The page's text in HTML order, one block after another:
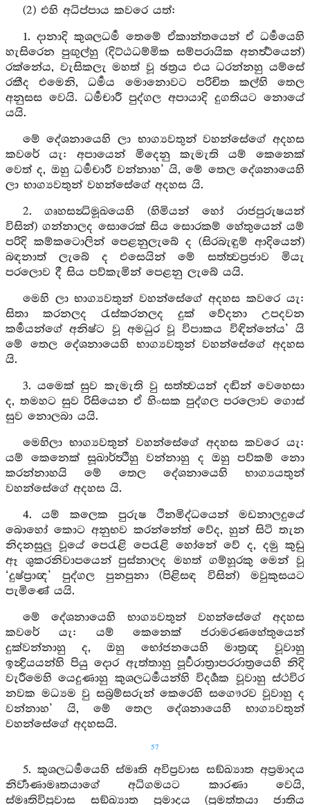
(2) එහි අධිප්පාය කවරෙ යත්:
1. දානාදි කුශලධර්‍ම තෙමේ ඒකාන්තයෙන් ඒ ධර්‍මයෙහි
හැසිරෙන පුඟුල්හු (දිට්ඨධම්මික සම්පරායික අනර්‍ත්‍ථයෙන්)
රක්නේය, වැසිකලැ මහත් වූ ඡත්‍රය එය ධරන්නහු යම්සේ
රකීද එමෙනි, ධර්‍මය මොනොවට පරිචිත කල්හි තෙල
අනුසස වෙයි. ධර්‍මචාරී පුද්ගල අපායාදි දුගතියට නොයේ
යයි.
මේ දේශනායෙහි ලා භාග්‍යවතුන් වහන්සේගේ අදහස
කවරේ යැ: අපායෙන් මිදෙනු කැමැති යම් කෙනෙක්
වෙත් ද, ඔහු ධර්‍මචාරී වන්නාහ’ යි, මේ තෙල දේශනායෙහි
ලා භාග්‍යවතුන් වහන්සේගේ අදහස යි.
2. ගෘහසන්‍ධිමූඛයෙහි (හිමියන් හෝ රාජපුරුෂයන්
විසින්) ගන්නාලද සොරෙක් සිය සොරකම් හේතුයෙන් යම්
පරිදි කම්කටොලින් පෙළනුලැබේ ද (සිරබැඳුම් ආදියෙන්)
බඳනාත් ලැබේ ද එසෙයින් මේ සත්ත්‍වප්‍රජාව මියැ
පරලොව දී සිය පව්කැමින් පෙළනු ලැබේ යයි.
මෙහි ලා භාග්‍යවතුන් වහන්සේගේ අදහස කවරෙ යැ:
සිතා කරනලද රැස්කරනලද දුක් වේදනා උපදවන
කර්‍මයන්ගේ අනිෂ්ට වූ අමධුර වූ විපාකය විඳින්නේය’ යි
මේ තෙල දේශනායෙහි භාග්‍යවතුන් වහන්සේගේ අදහස
යි.
3. යමෙක් සුව කැමැති වු සත්ත්‍වයන් දඬින් වෙහෙසා
ද, තමහට සුව රිසියෙන ඒ හිංසක පුද්ගල පරලොව ගොස්
සුව නොලබා යයි.
මෙහිලා භාග්‍යවතුන් වහන්සේගේ අදහස කවරෙ යැ:
යම් කෙනෙක් සූඛාර්ත්‍ථීහු වන්නාහු ද ඔහු පව්කම් නො
කරන්නාහයි මේ තෙල දේශනායෙහි භාග්‍යයතුන්
වහන්සේගේ අදහස යි.
4. යම් කලෙක පුරුෂ ථිනමිද්ධයෙන් මඩනාලදුයේ
බොහෝ කොට අනුභව කරන්නේත් වේද, හුන් සිටි තැන
නිදනසුලු වූයේ පෙරැළි පෙරැළි හෝනේ වේ ද, දමු කුඩු
ඈ ශුකරනිවාපයෙන් පුස්නාලද මහත් ගම්හූරකු මෙන් වූ
‘දුෂ්ප්‍රාඥ’ පුද්ගල පුනපුනා (පිළිසඳ විසින්) මවුකුසයට
පැමිණේ යයි.
මේ දේශනායෙහි භාග්‍යවතුන් වහන්සේගේ අදහස
කවරේ යැ: යම් කෙනෙක් ජරාමරණහේතුයෙන්
දුක්වන්නාහු ද, ඔහු භෝජනයෙහි මාත්‍රඥ වූවාහු
ඉන්‍ද්‍රියයන්හි පියු දොර ඇත්තාහු පූර්‍වරාත්‍රාපරරාත්‍රයෙහි නිදි
වැරීමෙහි යෙදුණාහු කුශලධර්‍මයන්හි විදර්‍ශක වූවාහු ස්ථවිර
නවක මධ්‍යම වු සබ්‍රම්සරුන් කෙරෙහි සගෞරව වූවාහු ද
වන්නාහ’ යි, මේ තෙල දේශනායෙහි භාග්‍යවතුන්
වහන්සේගේ අදහසයි.
57
5. කුශලධර්‍මයෙහි ස්මෘති අවිප්‍රවාස සඞ්ඛ්‍යාත අප්‍රමාදය
නිර්‍වාණාමෘතයාගේ අධිගමයට කාරණා වෙයි,
ස්මෘතිවිප්‍රවාස සඞ්ඛ්‍යාත ප්‍රමාදය (ප්‍රමත්තයා ජාතිය